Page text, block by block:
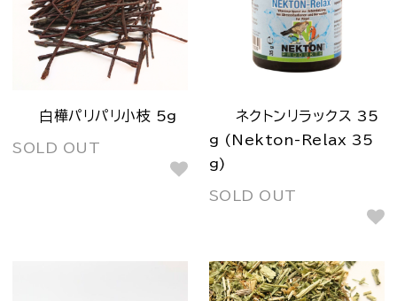
白樺パリパリ小枝 5g
SOLD OUT
ネクトンリラックス 35
g (Nekton-Relax 35
g)
SOLD OUT